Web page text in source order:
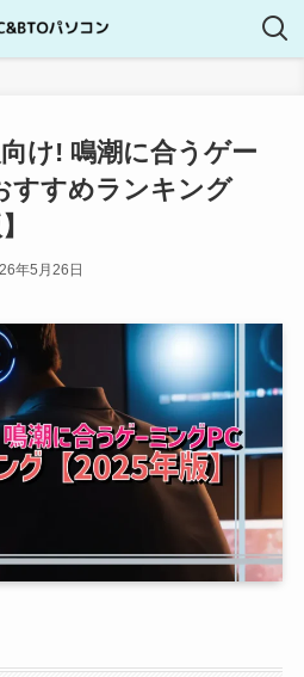
け! 鳴潮に合うゲー
すすめランキング
年5月26日